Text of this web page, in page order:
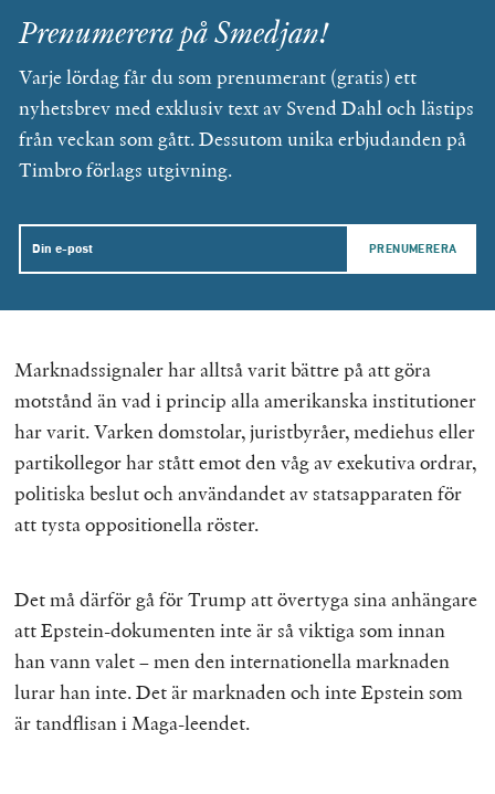
Prenumerera på Smedjan!
Varje lördag får du som prenumerant (gratis) ett
nyhetsbrev med exklusiv text av Svend Dahl och lästips
från veckan som gått. Dessutom unika erbjudanden på
Timbro förlags utgivning.
Email
Marknadssignaler har alltså varit bättre på att göra
motstånd än vad i princip alla amerikanska institutioner
har varit. Varken domstolar, juristbyråer, mediehus eller
partikollegor har stått emot den våg av exekutiva ordrar,
politiska beslut och användandet av statsapparaten för
att tysta oppositionella röster.
Det må därför gå för Trump att övertyga sina anhängare
att Epstein-dokumenten inte är så viktiga som innan
han vann valet – men den internationella marknaden
lurar han inte. Det är marknaden och inte Epstein som
är tandflisan i Maga-leendet.